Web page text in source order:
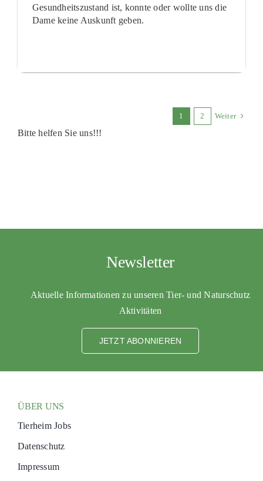
Gesundheitszustand ist, konnte oder wollte uns die
Dame keine Auskunft geben.
1 2 Weiter
Bitte helfen Sie uns!!!
Newsletter
Aktuelle Informationen zu unseren Tier- und Naturschutz
Aktivitäten
JETZT ABONNIEREN
ÜBER UNS
Tierheim Jobs
Datenschutz
Impressum